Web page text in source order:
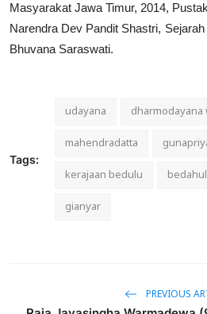
Masyarakat Jawa Timur, 2014,
Narendra Dev Pandit Shastri,
Bhuvana Saraswati.
Tags:
udayana
mahendradatta
kerajaan bedulu
gianyar
PREVIOUS